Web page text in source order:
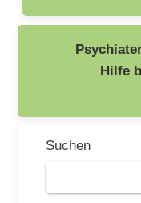
Hilfe
Suchen